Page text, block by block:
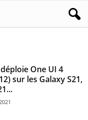
One UI 4
sur les Galaxy S21,